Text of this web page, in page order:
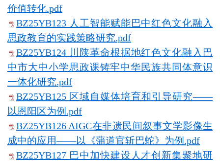
价值转化.pdf
BZ25YB123 人工智能赋能巴中红色文化融入
思政教育的实践策略研究.pdf
BZ25YB124 川陕革命根据地红色文化融入巴
中市大中小学思政课铸牢中华民族共同体意识
一体化研究.pdf
BZ25YB125 区域自媒体培育和引导研究——
以恩阳区为例.pdf
BZ25YB126 AIGC在非遗民间叙事文学影像生
成中的应用——以《蒲道官斩巴蛇》为例.pdf
BZ25YB127 巴中加快建设人才创新集聚地研